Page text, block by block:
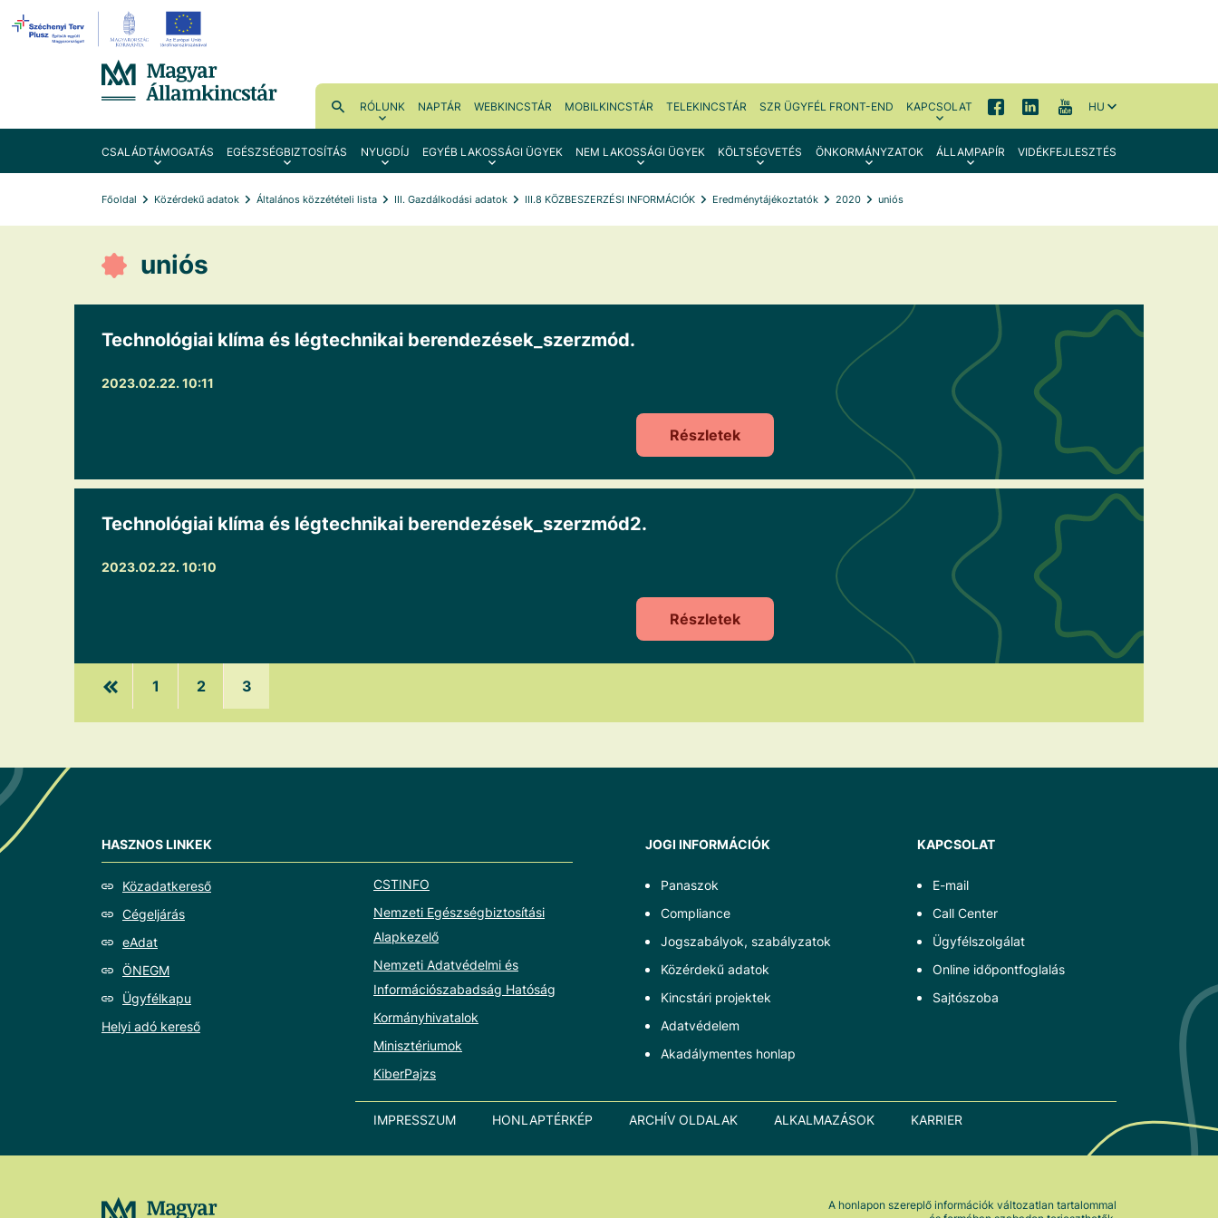
RÓLUNK NAPTÁR WEBKINCSTÁR MOBILKINCSTÁR TELEKINCSTÁR SZR ÜGYFÉL FRONT-END KAPCSOLAT HU
CSALÁDTÁMOGATÁS EGÉSZSÉGBIZTOSÍTÁS NYUGDÍJ EGYÉB LAKOSSÁGI ÜGYEK NEM LAKOSSÁGI ÜGYEK KÖLTSÉGVETÉS ÖNKORMÁNYZATOK ÁLLAMPAPÍR VIDÉKFEJLESZTÉS
Főoldal Közérdekű adatok Általános közzétételi lista III. Gazdálkodási adatok III.8 KÖZBESZERZÉSI INFORMÁCIÓK Eredménytájékoztatók 2020 uniós
uniós
Technológiai klíma és légtechnikai berendezések_szerzmód.
2023.02.22. 10:11
Részletek
Technológiai klíma és légtechnikai berendezések_szerzmód2.
2023.02.22. 10:10
Részletek
1 2 3
HASZNOS LINKEK
Közadatkereső
Cégeljárás
eAdat
ÖNEGM
Ügyfélkapu
Helyi adó kereső
CSTINFO
Nemzeti Egészségbiztosítási
Alapkezelő
Nemzeti Adatvédelmi és
Információszabadság Hatóság
Kormányhivatalok
Minisztériumok
KiberPajzs
JOGI INFORMÁCIÓK
Panaszok
Compliance
Jogszabályok, szabályzatok
Közérdekű adatok
Kincstári projektek
Adatvédelem
Akadálymentes honlap
KAPCSOLAT
E-mail
Call Center
Ügyfélszolgálat
Online időpontfoglalás
Sajtószoba
IMPRESSZUM HONLAPTÉRKÉP ARCHÍV OLDALAK ALKALMAZÁSOK KARRIER
A honlapon szereplő információk változatlan tartalommal